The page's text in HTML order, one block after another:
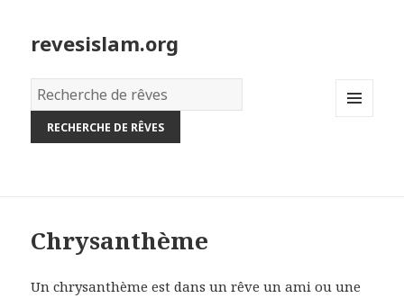
revesislam.org
Dictionnaire
des
rêves:
Chrysanthème
Un chrysanthème est dans un rêve un ami ou une